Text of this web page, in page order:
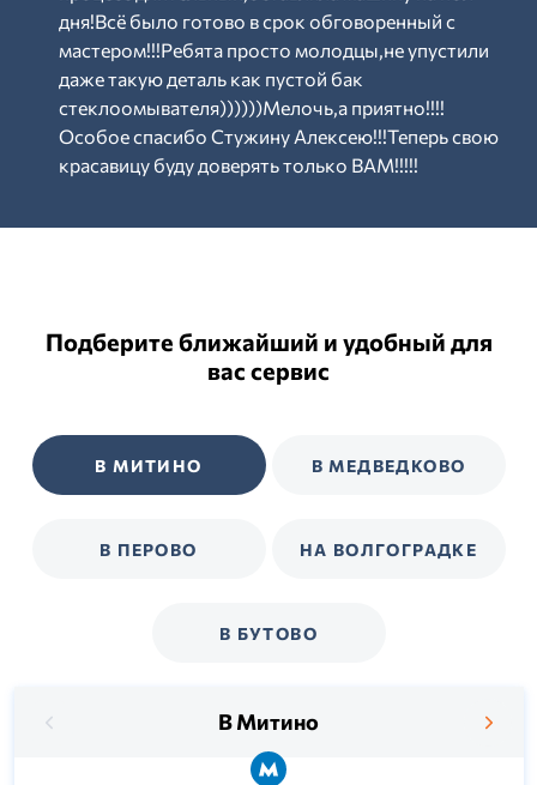
дня!Всё было готово в срок обговоренный с
мастером!!!Ребята просто молодцы,не упустили
даже такую деталь как пустой бак
стеклоомывателя))))))Мелочь,а приятно!!!!
Особое спасибо Стужину Алексею!!!Теперь свою
красавицу буду доверять только ВАМ!!!!!
Подберите ближайший и удобный для
вас сервис
В МИТИНО В МЕДВЕДКОВО
В ПЕРОВО НА ВОЛГОГРАДКЕ
В БУТОВО
В Митино